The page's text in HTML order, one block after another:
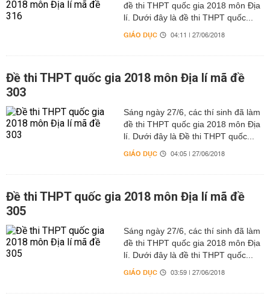
đề thi THPT quốc gia 2018 môn Địa
lí. Dưới đây là đề thi THPT quốc...
GIÁO DỤC 04:11 | 27/06/2018
Đề thi THPT quốc gia 2018 môn Địa lí mã đề
303
Sáng ngày 27/6, các thí sinh đã làm
đề thi THPT quốc gia 2018 môn Địa
lí. Dưới đây là Đề thi THPT quốc...
GIÁO DỤC 04:05 | 27/06/2018
Đề thi THPT quốc gia 2018 môn Địa lí mã đề
305
Sáng ngày 27/6, các thí sinh đã làm
đề thi THPT quốc gia 2018 môn Địa
lí. Dưới đây là đề thi THPT quốc...
GIÁO DỤC 03:59 | 27/06/2018